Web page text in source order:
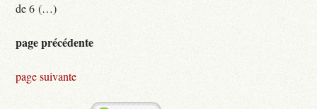
de 6 (…)
page précédente
page suivante